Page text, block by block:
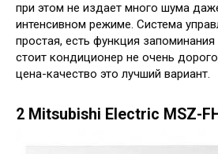
при этом не издает много шума
интенсивном режиме. Система
простая, есть функция
стоит кондиционер не очень
цена-качество это лучший вариант.
2 Mitsubishi Electric MSZ-